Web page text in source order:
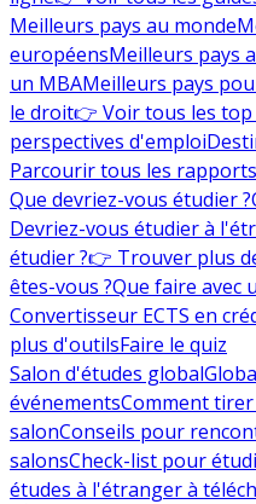
Meilleurs pays au monde
européensMeilleurs pays
un MBAMeilleurs pays
le droit👉 Voir tous les top
perspectives d'emploi
Parcourir tous les rapports
Que devriez-vous étudier ?
Devriez-vous étudier à
étudier ?👉 Trouver plus
êtes-vous ?Que faire avec
Convertisseur ECTS en
plus d'outilsFaire le quiz
Salon d'études global
événementsComment
salonConseils pour
salonsCheck-list pour
études à l'étranger à